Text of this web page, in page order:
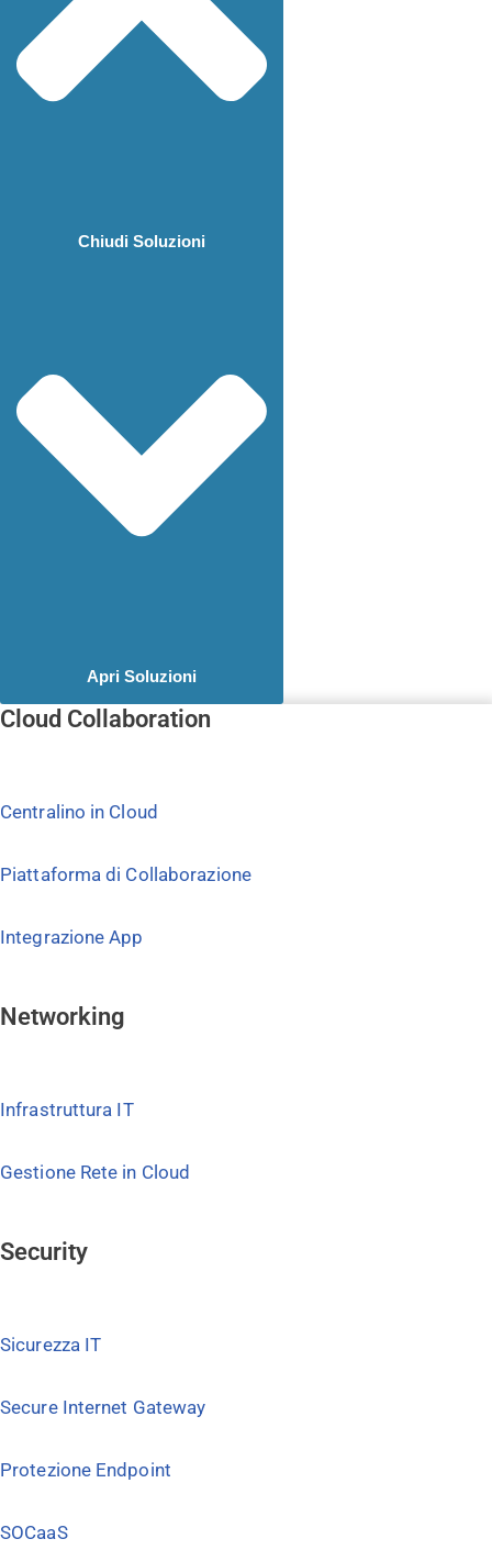
Chiudi Soluzioni
Apri Soluzioni
Cloud Collaboration
Centralino in Cloud
Piattaforma di Collaborazione
Integrazione App
Networking
Infrastruttura IT
Gestione Rete in Cloud
Security
Sicurezza IT
Secure Internet Gateway
Protezione Endpoint
SOCaaS